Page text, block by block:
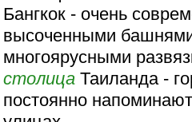
Бангкок - очень
высоченными
многоярусными
столица Таиланда -
постоянно